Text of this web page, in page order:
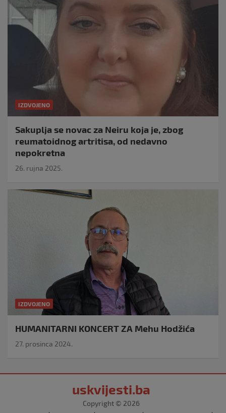
IZDVOJENO
Sakuplja se novac za Neiru koja je, zbog
reumatoidnog artritisa, od nedavno
nepokretna
26. rujna 2025.
IZDVOJENO
HUMANITARNI KONCERT ZA Mehu Hodžića
27. prosinca 2024.
uskvijesti.ba
Copyright © 2026